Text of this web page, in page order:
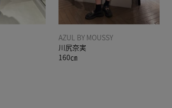
AZUL BY MOUSSY
川尻奈実
160㎝